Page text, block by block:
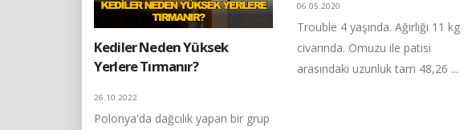
Kediler Neden Yüksek
Yerlere Tırmanır?
26.10.2022
Polonya'da dağcılık yapan bir grup
06.05.2020
Trouble 4 yaşında. Ağırlığı 11 kg
civarında. Omuzu ile patisi
arasındaki uzunluk tam 48,26 ...